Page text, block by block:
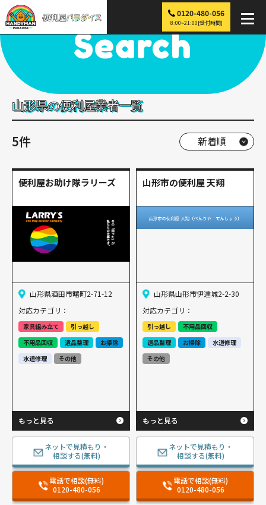
0120-480-056
8:00~21:00[受付時間]
便利屋パラダイス > 探す
Search
山形県の便利屋業者一覧
5件
便利屋お助け隊ラリーズ
山形県酒田市曙町2-71-12
対応カテゴリ：
家具組み立て
引っ越し
不用品回収
遺品整理
お掃除
水道修理
その他
もっと見る
ネットで見積もり・
相談する(無料)
電話で相談(無料)
0120-480-056
山形市の便利屋 天翔
山形県山形市伊達城2-2-30
対応カテゴリ：
引っ越し
不用品回収
遺品整理
お掃除
水道修理
その他
もっと見る
ネットで見積もり・
相談する(無料)
電話で相談(無料)
0120-480-056